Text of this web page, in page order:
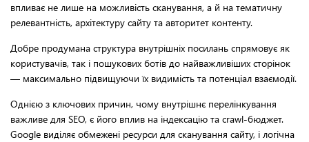
впливає не лише на можливість сканування, а й на тематичну
релевантність, архітектуру сайту та авторитет контенту.
Добре продумана структура внутрішніх посилань спрямовує як
користувачів, так і пошукових ботів до найважливіших сторінок
— максимально підвищуючи їх видимість та потенціал взаємодії.
Однією з ключових причин, чому внутрішнє перелінкування
важливе для SEO, є його вплив на індексацію та crawl-бюджет.
Google виділяє обмежені ресурси для сканування сайту, і логічна